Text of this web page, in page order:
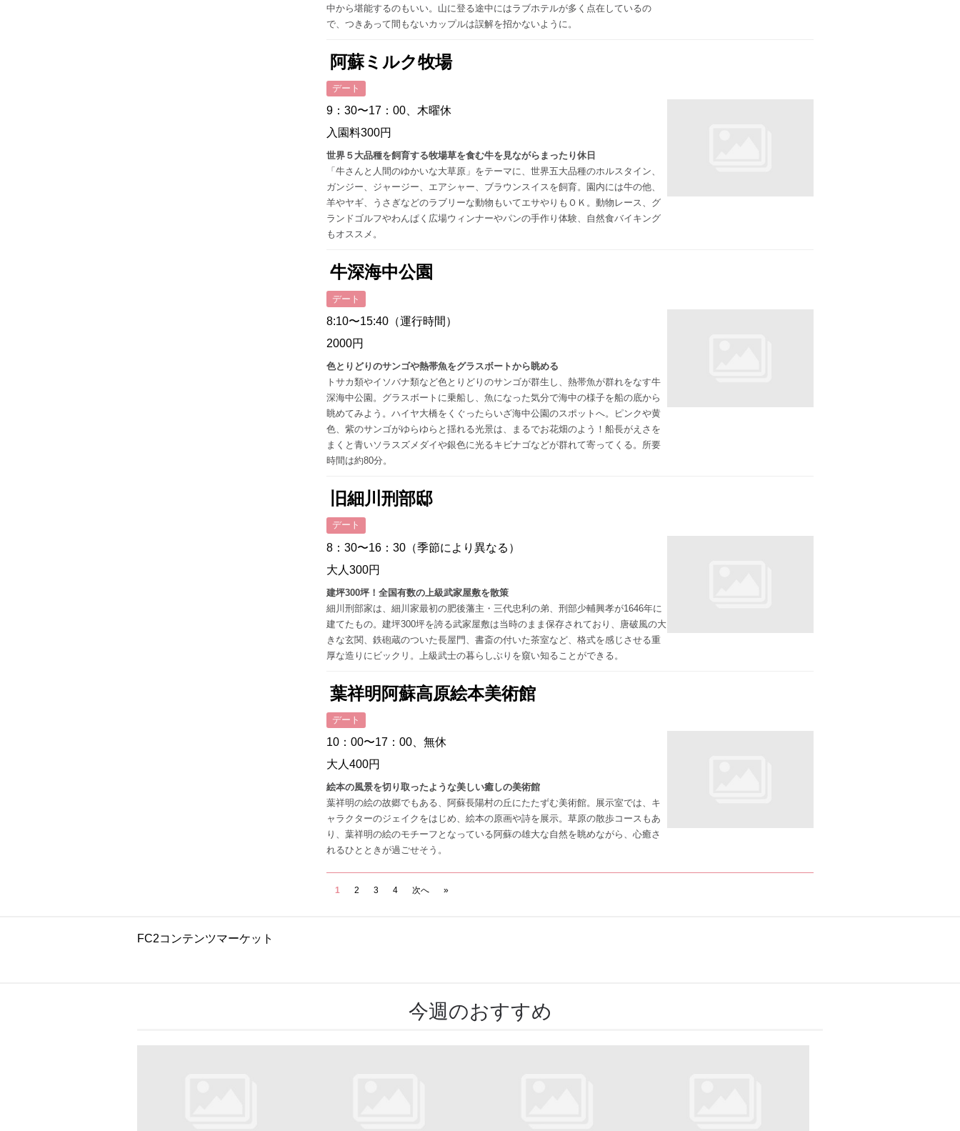
中から堪能するのもいい。山に登る途中にはラブホテルが多く点在しているの
で、つきあって間もないカップルは誤解を招かないように。
阿蘇ミルク牧場
デート
9：30〜17：00、木曜休
入園料300円
世界５大品種を飼育する牧場草を食む牛を見ながらまったり休日
「牛さんと人間のゆかいな大草原」をテーマに、世界五大品種のホルスタイン、
ガンジー、ジャージー、エアシャー、ブラウンスイスを飼育。園内には牛の他、
羊やヤギ、うさぎなどのラブリーな動物もいてエサやりもＯＫ。動物レース、グ
ランドゴルフやわんぱく広場ウィンナーやパンの手作り体験、自然食バイキング
もオススメ。
牛深海中公園
デート
8:10〜15:40（運行時間）
2000円
色とりどりのサンゴや熱帯魚をグラスボートから眺める
トサカ類やイソバナ類など色とりどりのサンゴが群生し、熱帯魚が群れをなす牛
深海中公園。グラスボートに乗船し、魚になった気分で海中の様子を船の底から
眺めてみよう。ハイヤ大橋をくぐったらいざ海中公園のスポットへ。ピンクや黄
色、紫のサンゴがゆらゆらと揺れる光景は、まるでお花畑のよう！船長がえさを
まくと青いソラスズメダイや銀色に光るキビナゴなどが群れて寄ってくる。所要
時間は約80分。
旧細川刑部邸
デート
8：30〜16：30（季節により異なる）
大人300円
建坪300坪！全国有数の上級武家屋敷を散策
細川刑部家は、細川家最初の肥後藩主・三代忠利の弟、刑部少輔興孝が1646年に
建てたもの。建坪300坪を誇る武家屋敷は当時のまま保存されており、唐破風の大
きな玄関、鉄砲蔵のついた長屋門、書斎の付いた茶室など、格式を感じさせる重
厚な造りにビックリ。上級武士の暮らしぶりを窺い知ることができる。
葉祥明阿蘇高原絵本美術館
デート
10：00〜17：00、無休
大人400円
絵本の風景を切り取ったような美しい癒しの美術館
葉祥明の絵の故郷でもある、阿蘇長陽村の丘にたたずむ美術館。展示室では、キ
ャラクターのジェイクをはじめ、絵本の原画や詩を展示。草原の散歩コースもあ
り、葉祥明の絵のモチーフとなっている阿蘇の雄大な自然を眺めながら、心癒さ
れるひとときが過ごせそう。
1 2 3 4 次へ »
FC2コンテンツマーケット
今週のおすすめ